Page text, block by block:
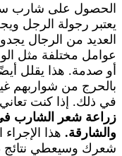
الحصول على شارب
يعتبر رجولة الرجل
العديد من الرجال
عوامل مختلفة مثل
أو صدمة. هذا يقلل
بالحرج من شواربهم
في ذلك. إذا كنت
زراعة شعر الشارب
والشارقة. هذا
شعرك وسيعطي نتائج